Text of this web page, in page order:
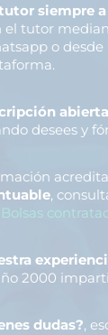
siempre
el tutor
o desde
desees y
,
Bolsas
2000
dudas?,